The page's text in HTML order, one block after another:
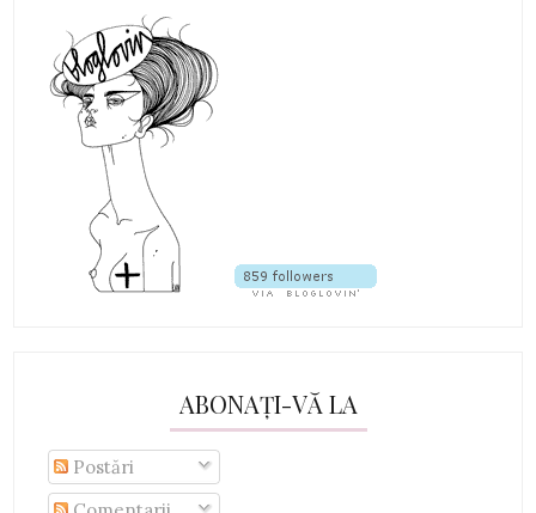
ABONAȚI-VĂ LA
Postări